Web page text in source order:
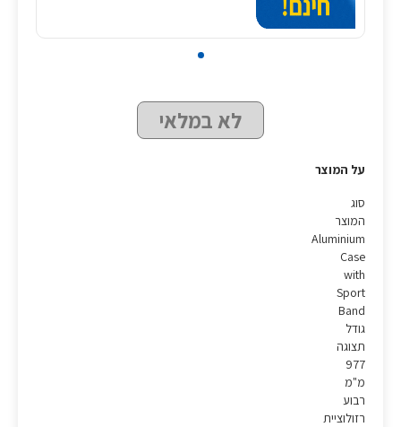
לא במלאי
על המוצר
סוג
המוצר
Aluminium
Case
with
Sport
Band
גודל
תצוגה
977
מ"מ
רבוע
רזולוציית